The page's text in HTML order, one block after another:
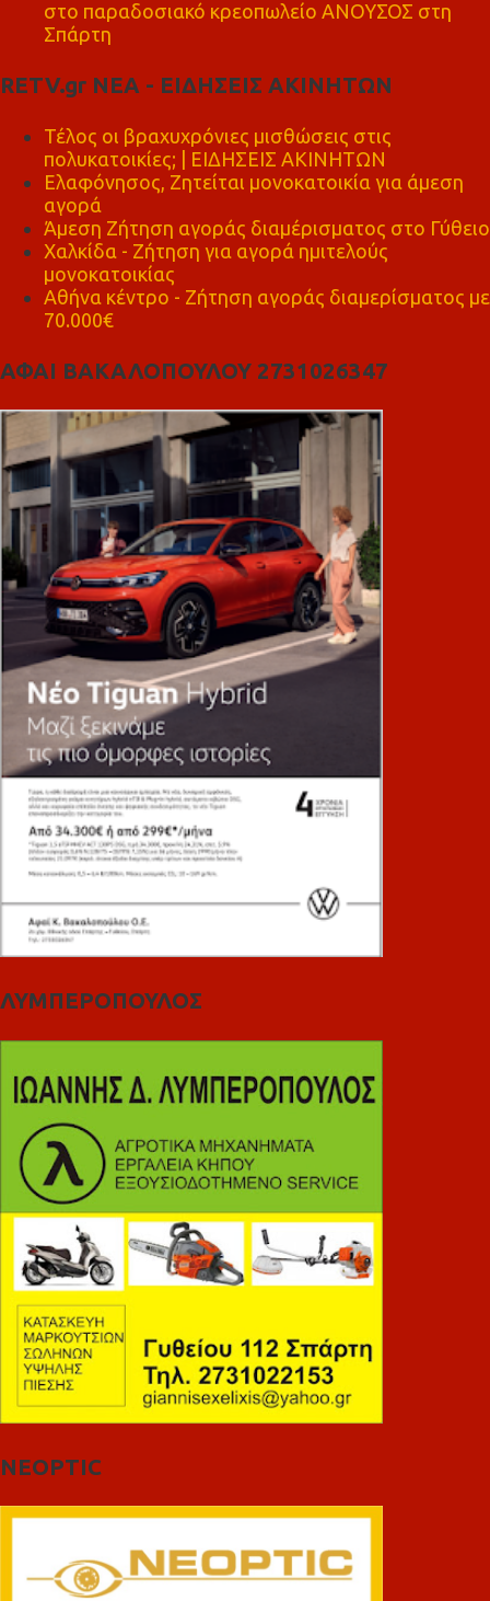
στο παραδοσιακό κρεοπωλείο ΑΝΟΥΣΟΣ στη
Σπάρτη
RETV.gr ΝΕΑ - ΕΙΔΗΣΕΙΣ ΑΚΙΝΗΤΩΝ
Τέλος οι βραχυχρόνιες μισθώσεις στις
πολυκατοικίες; | ΕΙΔΗΣΕΙΣ ΑΚΙΝΗΤΩΝ
Ελαφόνησος, Ζητείται μονοκατοικία για άμεση
αγορά
Άμεση Ζήτηση αγοράς διαμέρισματος στο Γύθειο
Χαλκίδα - Ζήτηση για αγορά ημιτελούς
μονοκατοικίας
Αθήνα κέντρο - Ζήτηση αγοράς διαμερίσματος με
70.000€
ΑΦΑΙ ΒΑΚΑΛΟΠΟΥΛΟΥ 2731026347
ΛΥΜΠΕΡΟΠΟΥΛΟΣ
NEOPTIC